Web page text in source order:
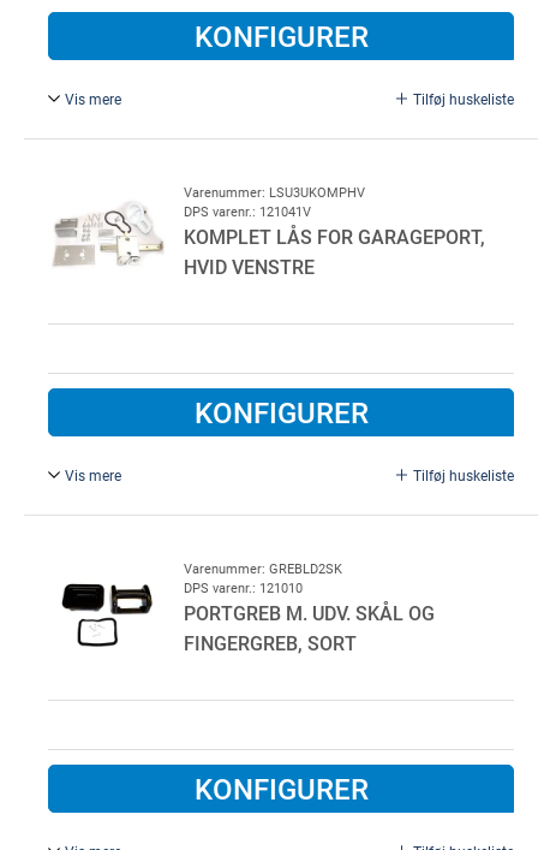
KONFIGURER
Vis mere Tilføj huskeliste
Varenummer: LSU3UKOMPHV
DPS varenr.: 121041V
KOMPLET LÅS FOR GARAGEPORT,
HVID VENSTRE
KONFIGURER
Vis mere Tilføj huskeliste
Varenummer: GREBLD2SK
DPS varenr.: 121010
PORTGREB M. UDV. SKÅL OG
FINGERGREB, SORT
KONFIGURER